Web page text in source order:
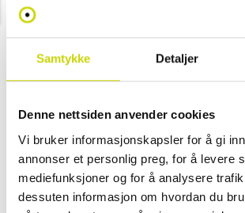
Samtykke Detaljer
Denne nettsiden anvender cookies
Vi bruker informasjonskapsler for å gi
annonser et personlig preg, for å levere
mediefunksjoner og for å analysere
dessuten informasjon om hvordan du
NOK 1,249
Svart
Legg i handlekurv
Klikk & hent